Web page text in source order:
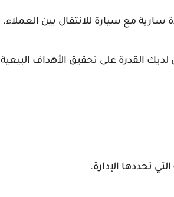
مع سيارة للانتقال بين العملاء.
القدرة على تحقيق الأهداف البيعية
تحددها الإدارة.